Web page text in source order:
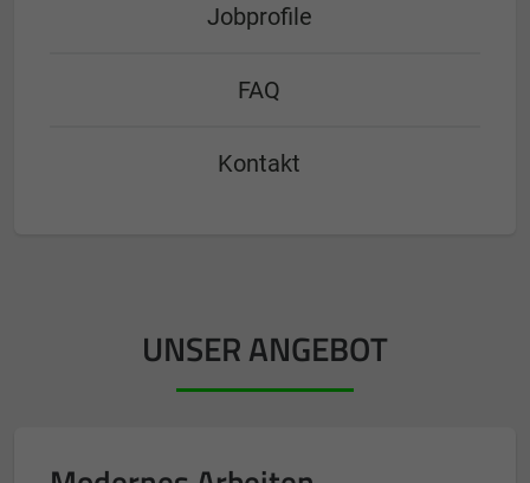
Jobprofile
FAQ
Kontakt
UNSER ANGEBOT